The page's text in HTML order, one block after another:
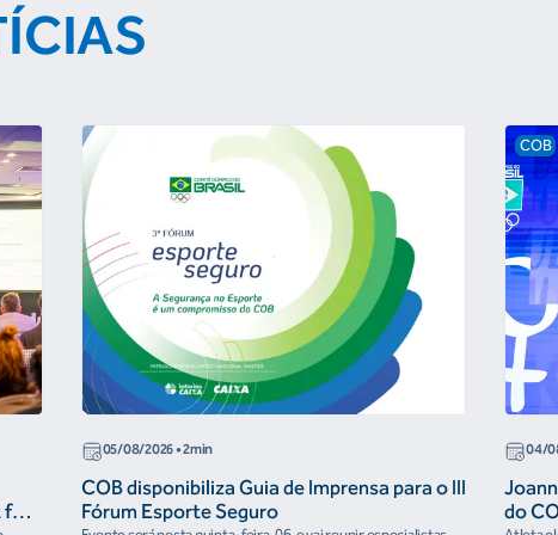
for
05/08/2026• 2min
COB disponibiliza Guia de Imprensa para o III
Fórum Esporte Seguro
COB
04/
do